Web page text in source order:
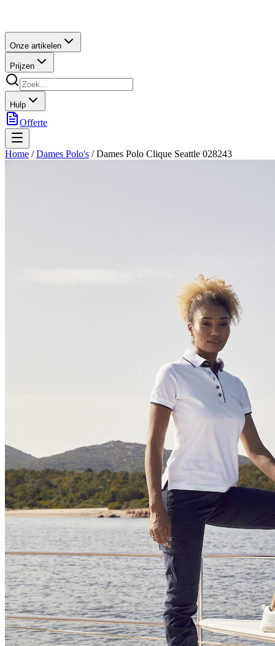
Onze artikelen
Prijzen
Hulp
Offerte
Home / Dames Polo's /Dames Polo Clique Seattle 028243